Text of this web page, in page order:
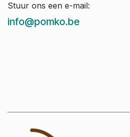
Stuur ons een e-mail:
info@pomko.be